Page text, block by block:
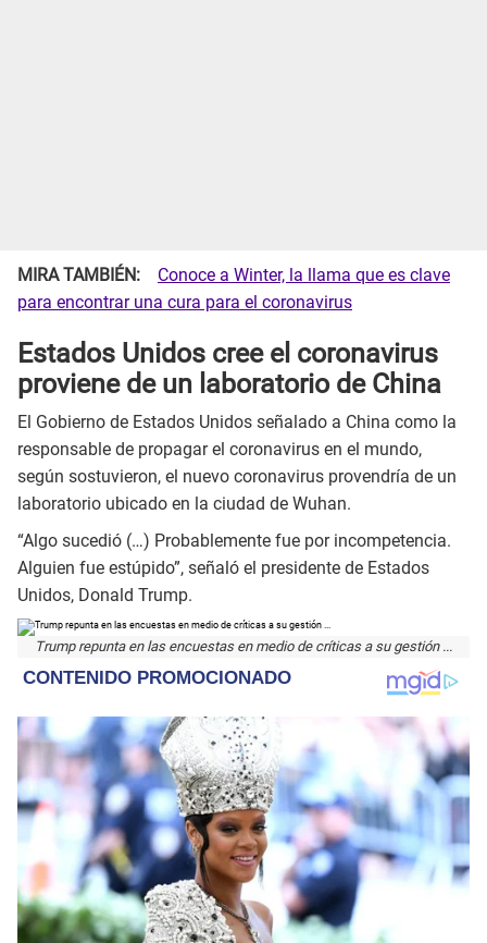
MIRA TAMBIÉN:
Conoce a Winter, la llama que es clave
para encontrar una cura para el coronavirus
Estados Unidos cree el coronavirus
proviene de un laboratorio de China
El Gobierno de Estados Unidos señalado a China como la
responsable de propagar el coronavirus en el mundo,
según sostuvieron, el nuevo coronavirus provendría de un
laboratorio ubicado en la ciudad de Wuhan.
“Algo sucedió (…) Probablemente fue por incompetencia.
Alguien fue estúpido”, señaló el presidente de Estados
Unidos, Donald Trump.
Trump repunta en las encuestas en medio de críticas a su gestión ...